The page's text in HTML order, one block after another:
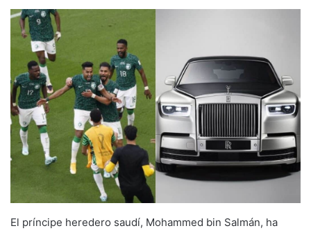
El príncipe heredero saudí, Mohammed bin Salmán, ha